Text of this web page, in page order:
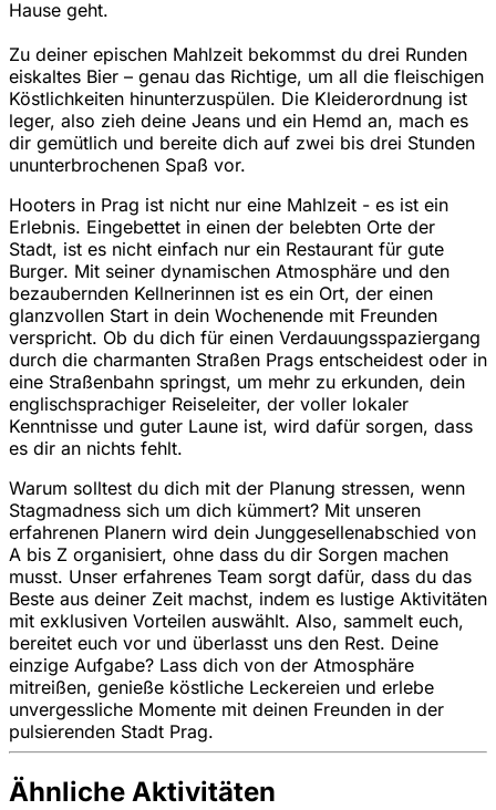
Hause geht.
Zu deiner epischen Mahlzeit bekommst du drei Runden
eiskaltes Bier – genau das Richtige, um all die fleischigen
Köstlichkeiten hinunterzuspülen. Die Kleiderordnung ist
leger, also zieh deine Jeans und ein Hemd an, mach es
dir gemütlich und bereite dich auf zwei bis drei Stunden
ununterbrochenen Spaß vor.
Hooters in Prag ist nicht nur eine Mahlzeit - es ist ein
Erlebnis. Eingebettet in einen der belebten Orte der
Stadt, ist es nicht einfach nur ein Restaurant für gute
Burger. Mit seiner dynamischen Atmosphäre und den
bezaubernden Kellnerinnen ist es ein Ort, der einen
glanzvollen Start in dein Wochenende mit Freunden
verspricht. Ob du dich für einen Verdauungsspaziergang
durch die charmanten Straßen Prags entscheidest oder in
eine Straßenbahn springst, um mehr zu erkunden, dein
englischsprachiger Reiseleiter, der voller lokaler
Kenntnisse und guter Laune ist, wird dafür sorgen, dass
es dir an nichts fehlt.
Warum solltest du dich mit der Planung stressen, wenn
Stagmadness sich um dich kümmert? Mit unseren
erfahrenen Planern wird dein Junggesellenabschied von
A bis Z organisiert, ohne dass du dir Sorgen machen
musst. Unser erfahrenes Team sorgt dafür, dass du das
Beste aus deiner Zeit machst, indem es lustige Aktivitäten
mit exklusiven Vorteilen auswählt. Also, sammelt euch,
bereitet euch vor und überlasst uns den Rest. Deine
einzige Aufgabe? Lass dich von der Atmosphäre
mitreißen, genieße köstliche Leckereien und erlebe
unvergessliche Momente mit deinen Freunden in der
pulsierenden Stadt Prag.
Ähnliche Aktivitäten